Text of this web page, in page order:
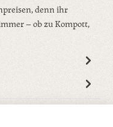
denn ihr
– ob zu Kompott,